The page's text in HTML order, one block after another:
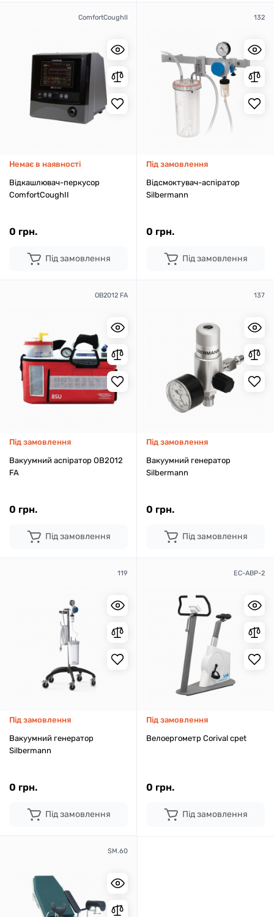
ComfortCoughII
Немає в наявності
Відкашлювач-перкусор
ComfortCoughII
0 грн.
Під замовлення
132
Під замовлення
Відсмоктувач-аспіратор
Silbermann
0 грн.
Під замовлення
OB2012 FA
Під замовлення
Вакуумний аспіратор OB2012
FA
0 грн.
Під замовлення
137
Під замовлення
Вакуумний генератор
Silbermann
0 грн.
Під замовлення
119
Під замовлення
Вакуумний генератор
Silbermann
0 грн.
Під замовлення
EC-ABP-2
Під замовлення
Велоергометр Corival cpet
0 грн.
Під замовлення
SM.60